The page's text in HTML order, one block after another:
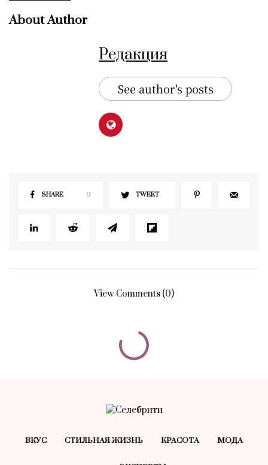
About Author
Редакция
See author's posts
SHARE 0 TWEET
View Comments (0)
ВКУС СТИЛЬНАЯ ЖИЗНЬ КРАСОТA МОДА